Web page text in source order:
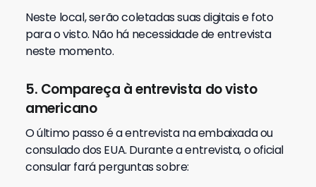
Neste local, serão coletadas suas digitais e foto
para o visto. Não há necessidade de entrevista
neste momento.
5. Compareça à entrevista do visto
americano
O último passo é a entrevista na embaixada ou
consulado dos EUA. Durante a entrevista, o oficial
consular fará perguntas sobre: